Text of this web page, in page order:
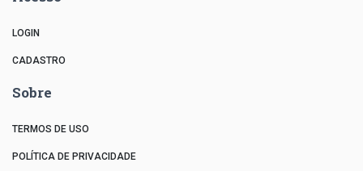
LOGIN
CADASTRO
Sobre
TERMOS DE USO
POLÍTICA DE PRIVACIDADE